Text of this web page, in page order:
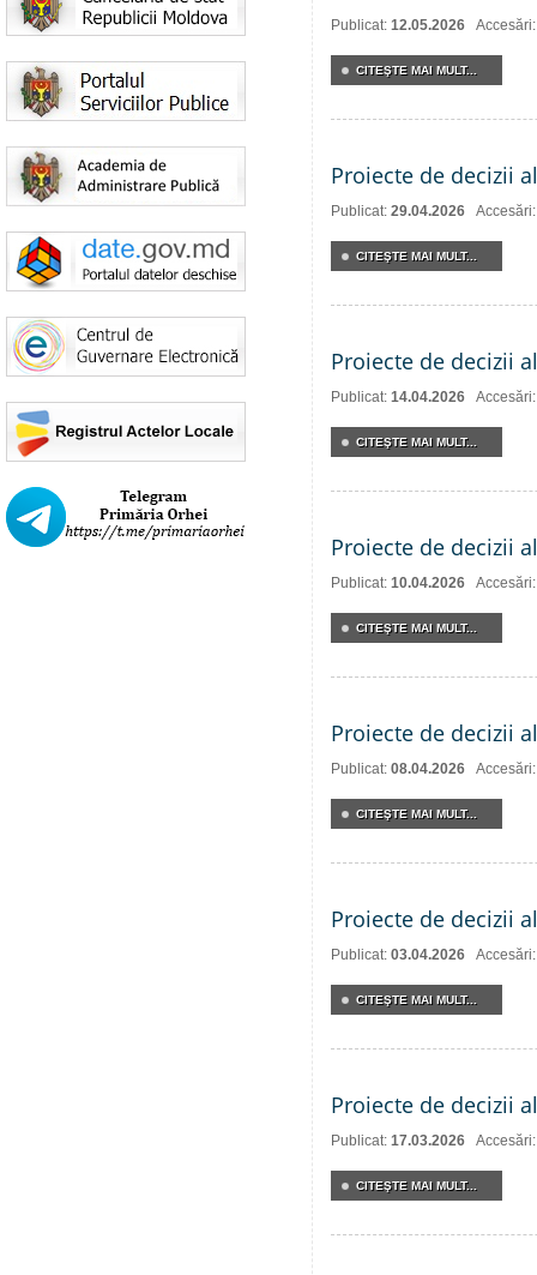
Publicat: 12.05.2026
CITEŞTE MAI MULT...
Proiecte de decizii
Publicat: 29.04.2026
CITEŞTE MAI MULT...
Proiecte de decizii
Publicat: 14.04.2026
CITEŞTE MAI MULT...
Proiecte de decizii
Publicat: 10.04.2026
CITEŞTE MAI MULT...
Proiecte de decizii
Publicat: 08.04.2026
CITEŞTE MAI MULT...
Proiecte de decizii
Publicat: 03.04.2026
CITEŞTE MAI MULT...
Proiecte de decizii
Publicat: 17.03.2026
CITEŞTE MAI MULT...